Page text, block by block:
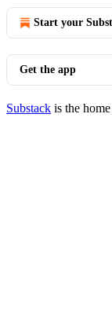
Start your
Get the app
Substack is the